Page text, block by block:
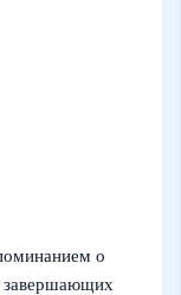
о
завершающих